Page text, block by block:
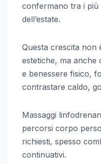
confermano tra i più
dell’estate.
Questa crescita non
estetiche, ma anche
e benessere fisico,
contrastare caldo,
Massaggi
percorsi corpo
richiesti, spesso
continuativi.